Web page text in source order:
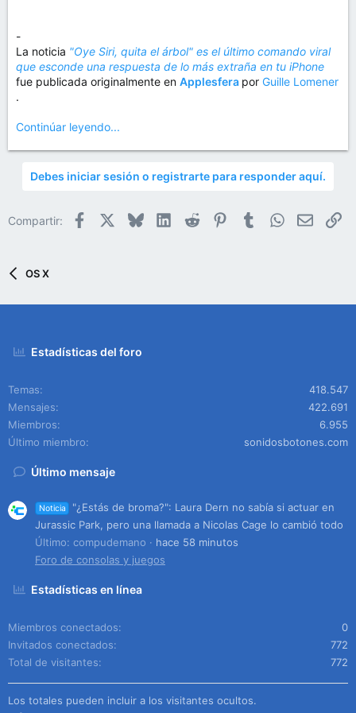
-
La noticia "Oye Siri, quita el árbol" es el último comando viral
que esconde una respuesta de lo más extraña en tu iPhone
fue publicada originalmente en Applesfera por Guille Lomener
.
Continúar leyendo...
Debes iniciar sesión o registrarte para responder aquí.
Compartir: Facebook BlueskyLinkedIn
Reddit PinterestTumblrWhatsApp
Email
OS X
Estadísticas del foro
Temas
418.547
Mensajes
422.691
Miembros
6.955
Último miembro
sonidosbotones.com
Último mensaje
Noticia
"¿Estás de broma?": Laura Dern no sabía si actuar en
Jurassic Park, pero una llamada a Nicolas Cage lo cambió todo
Último: compudemano
hace 58 minutos
Foro de consolas y juegos
Estadísticas en línea
Miembros conectados
0
Invitados conectados
772
Total de visitantes
772
Los totales pueden incluir a los visitantes ocultos.